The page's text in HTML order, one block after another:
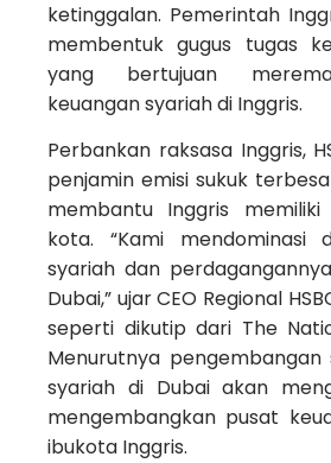
ketinggalan. Pemerintah
membentuk gugus tugas
yang bertujuan
keuangan syariah di Inggris.
Perbankan raksasa Inggris,
penjamin emisi sukuk
membantu Inggris memiliki
kota. “Kami mendominasi
syariah dan
Dubai,” ujar CEO Regional
seperti dikutip dari The
Menurutnya
syariah di Dubai akan
mengembangkan pusat
ibukota Inggris.